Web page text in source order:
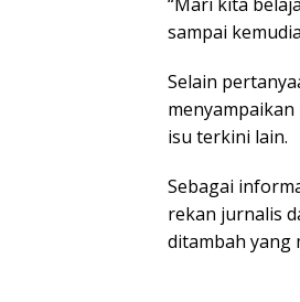
sampai
Selain
isu terkini lain.
Sebagai
rekan jurnalis
ditambah yang